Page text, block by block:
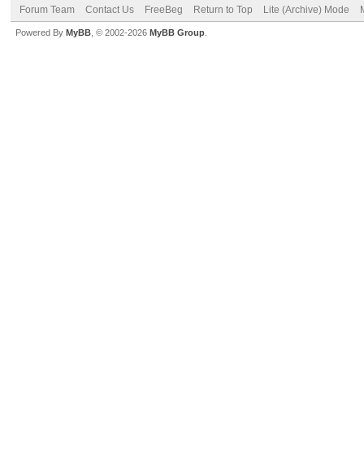
Forum Team Contact Us FreeBeg Return to Top Lite (Archive) Mode
Powered By MyBB , © 2002-2026 MyBB Group